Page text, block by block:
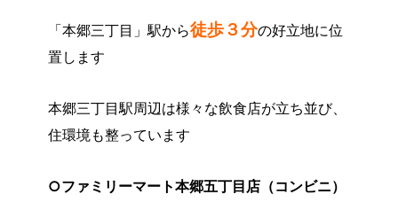
「本郷三丁目」駅から徒歩３分の好立地に位
置します
本郷三丁目駅周辺は様々な飲食店が立ち並び、
住環境も整っています
○ファミリーマート本郷五丁目店（コンビニ）